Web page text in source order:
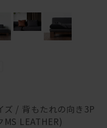
ズ / 背もたれの向き3P
LEATHER)